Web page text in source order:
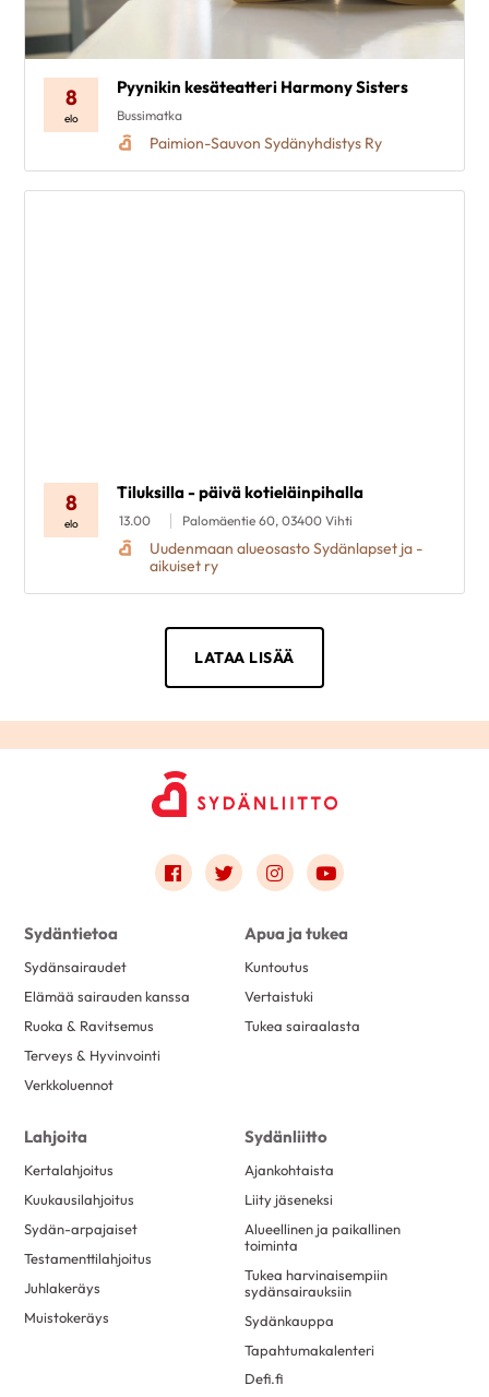
8
elo
Pyynikin kesäteatteri Harmony Sisters
Bussimatka
Paimion-Sauvon Sydänyhdistys Ry
8
elo
Tiluksilla - päivä kotieläinpihalla
13.00 Palomäentie 60, 03400 Vihti
Uudenmaan alueosasto Sydänlapset ja -
aikuiset ry
LATAA LISÄÄ
Link to facebook
Link to twitter
Link to instagram
Link to youtube
Sydäntietoa
Sydänsairaudet
Elämää sairauden kanssa
Ruoka & Ravitsemus
Terveys & Hyvinvointi
Verkkoluennot
Apua ja tukea
Kuntoutus
Vertaistuki
Tukea sairaalasta
Lahjoita
Kertalahjoitus
Kuukausilahjoitus
Sydän-arpajaiset
Testamenttilahjoitus
Juhlakeräys
Muistokeräys
Sydänliitto
Ajankohtaista
Liity jäseneksi
Alueellinen ja paikallinen
toiminta
Tukea harvinaisempiin
sydänsairauksiin
Sydänkauppa
Tapahtumakalenteri
Defi.fi